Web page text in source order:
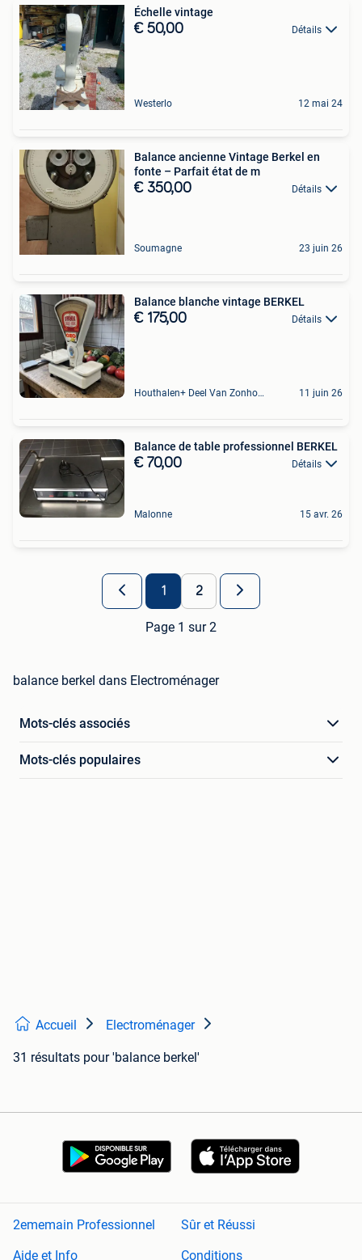
Échelle vintage
€ 50,00 Détails
Westerlo 12 mai 24
Balance ancienne Vintage Berkel en
fonte – Parfait état de m
€ 350,00 Détails
Soumagne 23 juin 26
Balance blanche vintage BERKEL
€ 175,00 Détails
Houthalen+ Deel Van Zonhoven En Zolder 11 juin 26
Balance de table professionnel BERKEL
€ 70,00 Détails
Malonne 15 avr. 26
1 2
Page 1 sur 2
balance berkel dans Electroménager
Mots-clés associés
Mots-clés populaires
Accueil Electroménager
31 résultats pour 'balance berkel'
2ememain Professionnel
Sûr et Réussi
Aide et Info
Conditions